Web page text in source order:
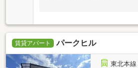
賃貸アパート パークヒル
東北本線